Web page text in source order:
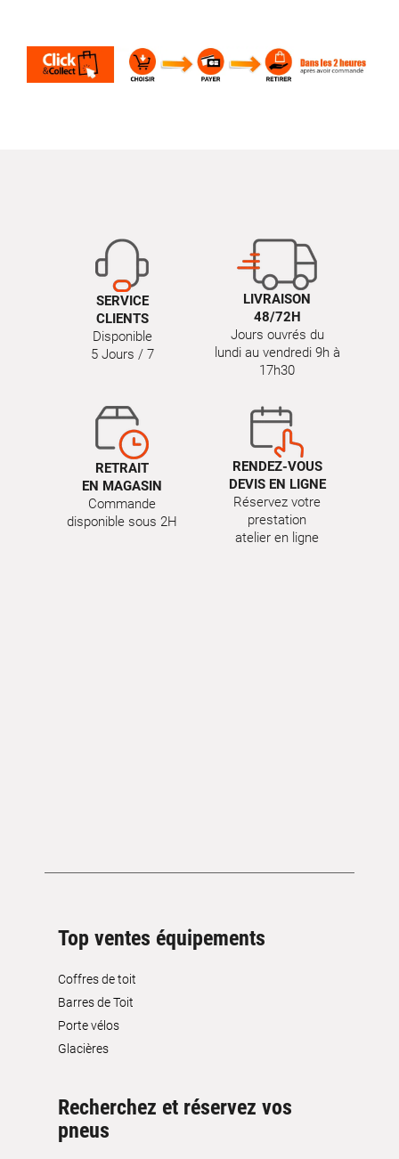
SERVICE
CLIENTS
Disponible
5 Jours / 7
LIVRAISON
48/72H
Jours ouvrés du
lundi au vendredi 9h à
17h30
RETRAIT
EN MAGASIN
Commande
disponible sous 2H
RENDEZ-VOUS
DEVIS EN LIGNE
Réservez votre
prestation
atelier en ligne
Top ventes équipements
Coffres de toit
Barres de Toit
Porte vélos
Glacières
Recherchez et réservez vos
pneus